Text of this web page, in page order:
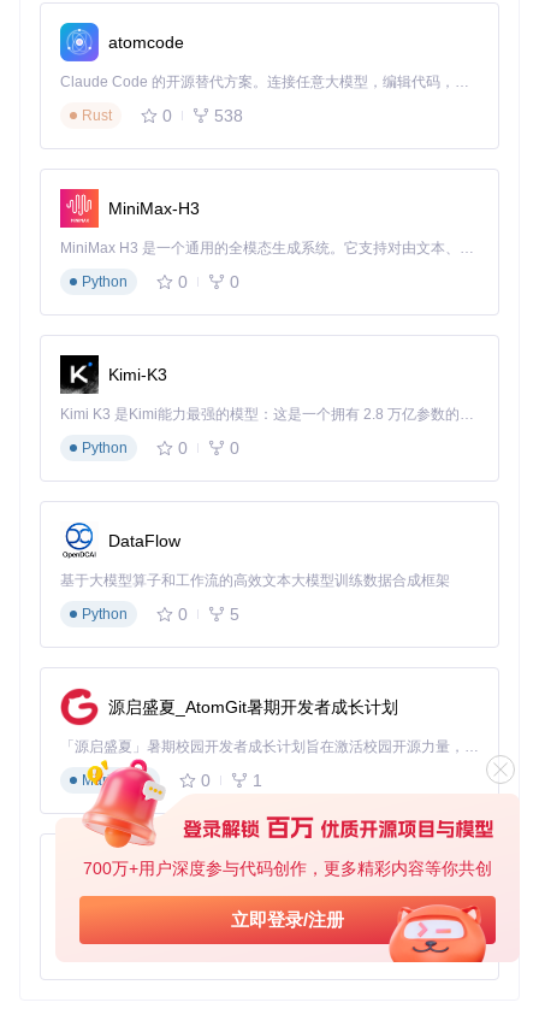
700万+用户深度参与代码创作，更多精彩内容等你共创
立即登录/注册
Phoebus-Connectors
DB、MySQL等数据库，以及AWS IoT、Google Cloud Pu
b/Sub等云服务。
Phoebus-Visualizations
请注意，以上内容是基于“Phoebus”这一名字的普遍意义及假
设进行的虚构描述，实际情况请参照项目的实际文档与仓库内
容。
atomcode
Claude Code 的开源替代方案。连接任意大模型，编辑代码，运行命令，自动验证 — 全自动执行。用 Rust 构建，极致性能。 ｜ An open-source alternative to Claude Code. Connect any LLM, edit code, run commands, and verify changes — autonomously. Built in Rust for speed. Get Started
Rust
0 538
MiniMax-H3
MiniMax H3 是一个通用的全模态生成系统。它支持对由文本、图像、视频和音频组成的多模态上下文进行统一理解，并能生成分辨率高达 2K、时长可达 15 秒的带原生立体声音频的视频。得益于面向任务泛化的系统设计，H3 在预训练阶段就已具备广泛的多模态上下文理解与生成能力，能够出色地执行复杂的多模态指令。
Python
0 0
Kimi-K3
Kimi K3 是Kimi能力最强的模型：这是一个拥有 2.8 万亿参数的混合专家（MoE）模型，具备原生视觉理解能力，并支持 100 万 token 的上下文窗口。
Python
0 0
DataFlow
基于大模型算子和工作流的高效文本大模型训练数据合成框架
Python
0 5
源启盛夏_AtomGit暑期开发者成长计划
「源启盛夏」暑期校园开发者成长计划旨在激活校园开源力量，通过积分激励、认证扶持、资源倾斜等形式，引导高校组织和开发者完成「入驻 — 建项目 — 做贡献 — 获认证 — 得资源」的完整闭环。无论你是想带领社团入驻平台的组织者，还是希望用代码贡献证明自己的开发者，都能在这里找到属于你的成长路径。
Markdown
0 1
py-xiaozhi
基于Python的Xiaozhi AI，适用于想要完整Xiaozhi体验而无需拥有专用硬件的用户。
Python
0 1